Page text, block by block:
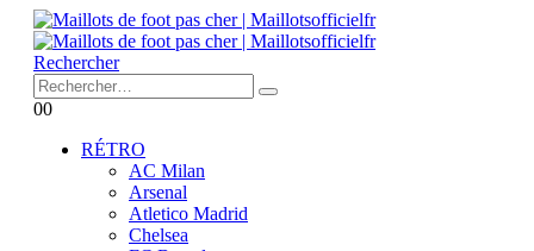
Rechercher
00
RÉTRO
AC Milan
Arsenal
Atletico Madrid
Chelsea